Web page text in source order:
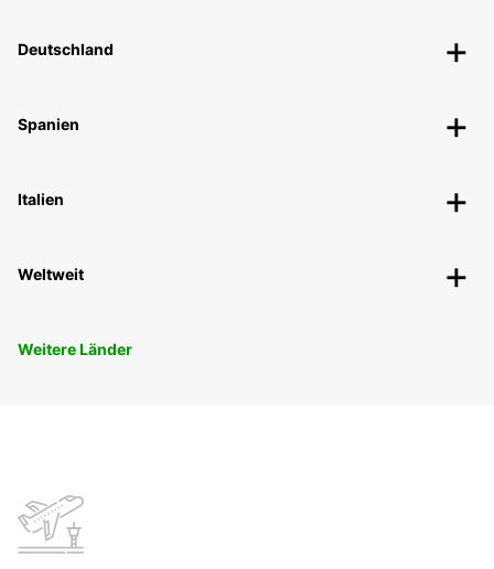
Deutschland
Spanien
Italien
Weltweit
Weitere Länder